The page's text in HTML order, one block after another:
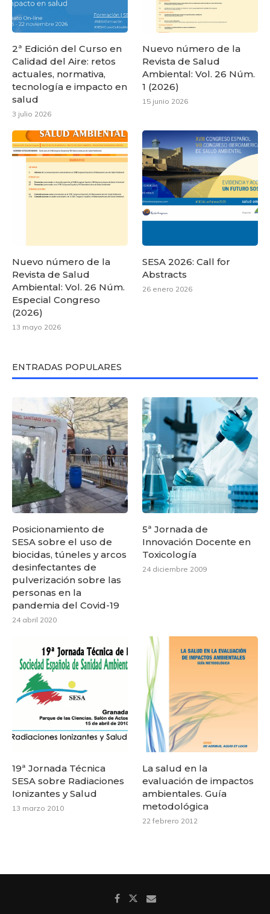
2ª Edición del Curso en
Calidad del Aire: retos
actuales, normativa,
tecnología e impacto en
salud
3 julio 2026
Nuevo número de la
Revista de Salud
Ambiental: Vol. 26 Núm.
1 (2026)
15 junio 2026
Nuevo número de la
Revista de Salud
Ambiental: Vol. 26 Núm.
Especial Congreso
(2026)
13 mayo 2026
SESA 2026: Call for
Abstracts
26 enero 2026
ENTRADAS POPULARES
Posicionamiento de
SESA sobre el uso de
biocidas, túneles y arcos
desinfectantes de
pulverización sobre las
personas en la
pandemia del Covid-19
24 abril 2020
5ª Jornada de
Innovación Docente en
Toxicología
24 diciembre 2009
19ª Jornada Técnica
SESA sobre Radiaciones
Ionizantes y Salud
13 marzo 2010
La salud en la
evaluación de impactos
ambientales. Guía
metodológica
22 febrero 2012